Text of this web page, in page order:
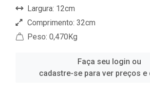
Largura: 12cm
Comprimento: 32cm
Peso: 0,470Kg
Faça seu login ou
cadastre-se para ver preços e